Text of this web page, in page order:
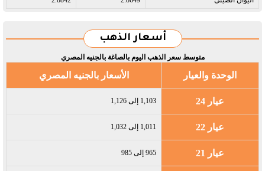
أسعار الذهب
متوسط سعر الذهب اليوم بالصاغة بالجنيه المصري
الوحدة والعيار الأسعار بالجنيه المصري
عيار 24 1,103 إلى 1,126
عيار 22 1,011 إلى 1,032
عيار 21 965 إلى 985